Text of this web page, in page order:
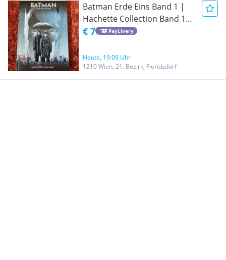
Batman Erde Eins Band 1 |
Hachette Collection Band 16
| Deutsch
€ 7 PayLivery
Heute, 19:09 Uhr
1210 Wien, 21. Bezirk, Floridsdorf